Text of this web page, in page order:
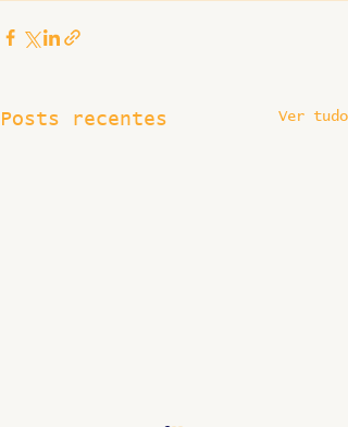
Posts recentes Ver tudo